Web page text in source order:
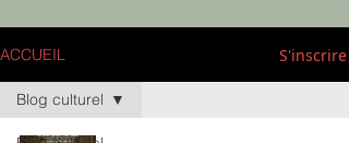
ACCUEIL S'inscrire
Blog culturel